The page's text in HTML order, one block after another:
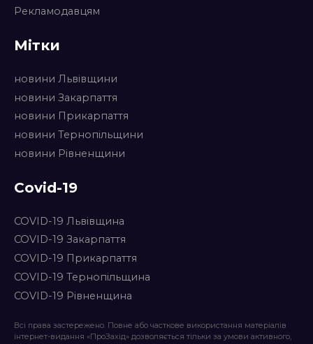
Рекламодавцям
Мітки
новини Львівщини
новини Закарпаття
новини Прикарпаття
новини Тернопільщини
новини Рівненщини
Covid-19
COVID-19 Львівщина
COVID-19 Закарпаття
COVID-19 Прикарпаття
COVID-19 Тернопільщина
COVID-19 Рівненщина
Всі права застережено. Повне або часткове використання матеріалів
інтернет-видання «ПроЗахід» дозволяється тільки за умови активного,